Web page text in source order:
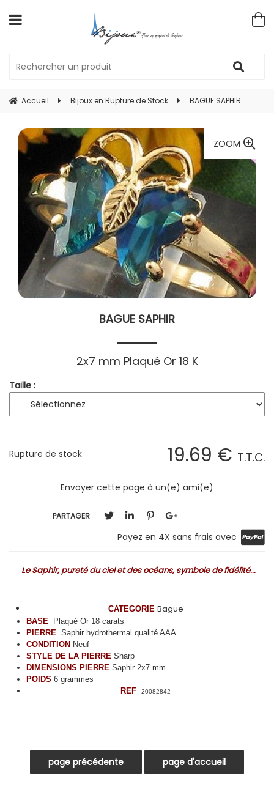
Accueil Bijoux en Rupture de Stock BAGUE SAPHIR
ZOOM
BAGUE SAPHIR
2x7 mm Plaqué Or 18 K
Taille :
19.69 € T.T.C.
Rupture de stock
Envoyer cette page à un(e) ami(e)
PARTAGER
Payez en 4X sans frais avec
Le Saphir, pureté du ciel et des océans, symbole de fidélité...
CATEGORIE Bague
BASE Plaqué Or 18 carats
PIERRE Saphir hydrothermal qualité AAA
CONDITION Neuf
STYLE DE LA PIERRE Sharp
DIMENSIONS PIERRE Saphir 2x7 mm
POIDS 6 grammes
REF
20082842